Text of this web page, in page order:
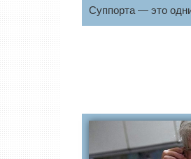
Суппорта — это